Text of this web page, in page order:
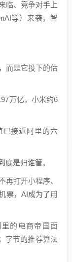
临、竞争对手上
等）来袭，智
而是它投下的估
万亿，小米约6
已接近阿里的六
底是归谁管。
再打开小程序、
票，AI成为了用
的电商帝国面
字节的推荐算法